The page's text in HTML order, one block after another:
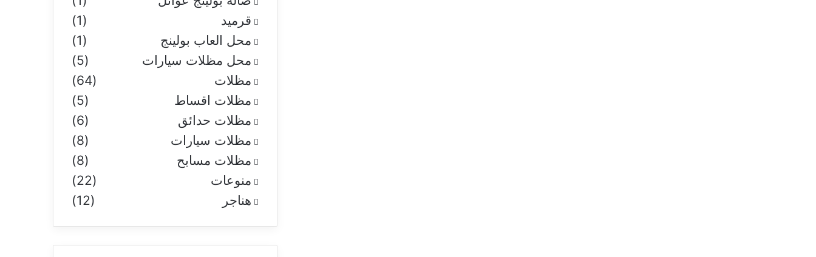
قرميد
(1)
محل العاب بولينج
(1)
محل مظلات سيارات
(5)
مظلات
(64)
مظلات اقساط
(5)
مظلات حدائق
(6)
مظلات سيارات
(8)
مظلات مسابح
(8)
منوعات
(22)
هناجر
(12)